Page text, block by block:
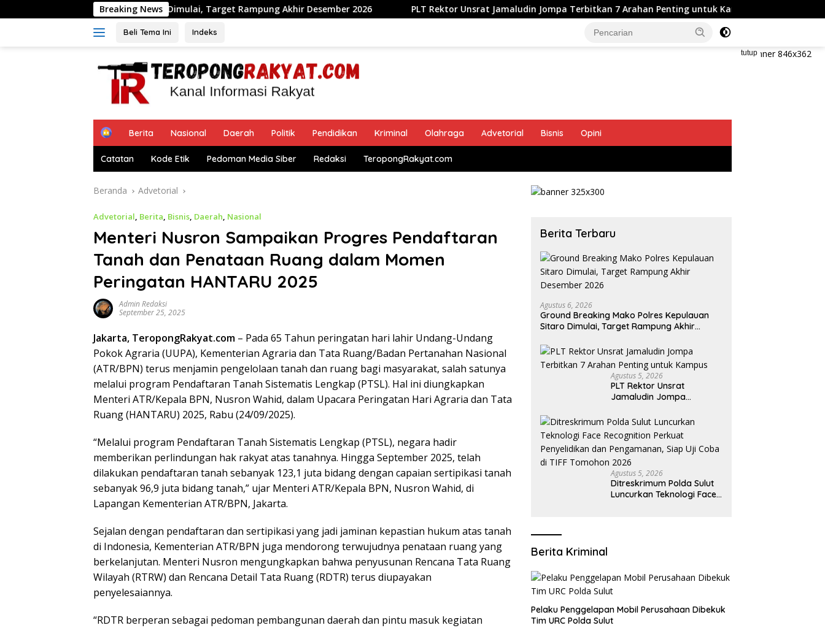
ke
Breaking News
Kepulauan Sitaro Dimulai, Target Rampung Akhir Desember 2026 ​PLT Rektor Unsrat Jamaludin Jompa Terbitkan 7 Arahan Penting untuk Kampus Ditreskrimum Polda
Beli Tema Ini Indeks
tutup
H
m
e
Berita Nasional Daerah Politik Pendidikan Kriminal Olahraga Advetorial Bisnis Opini
Catatan Kode Etik Pedoman Media Siber Redaksi TeropongRakyat.com
Beranda Advetorial
Advetorial, Berita, Bisnis, Daerah, Nasional
Menteri Nusron Sampaikan Progres Pendaftaran
Tanah dan Penataan Ruang dalam Momen
Peringatan HANTARU 2025
Admin Redaksi
September 25, 2025
Jakarta, TeropongRakyat.com – Pada 65 Tahun peringatan hari lahir Undang-Undang
Pokok Agraria (UUPA), Kementerian Agraria dan Tata Ruang/Badan Pertanahan Nasional
(ATR/BPN) terus menjamin pengelolaan tanah dan ruang bagi masyarakat, salah satunya
melalui program Pendaftaran Tanah Sistematis Lengkap (PTSL). Hal ini diungkapkan
Menteri ATR/Kepala BPN, Nusron Wahid, dalam Upacara Peringatan Hari Agraria dan Tata
Ruang (HANTARU) 2025, Rabu (24/09/2025).
“Melalui program Pendaftaran Tanah Sistematis Lengkap (PTSL), negara hadir
memberikan perlindungan hak rakyat atas tanahnya. Hingga September 2025, telah
dilakukan pendaftaran tanah sebanyak 123,1 juta bidang dengan capaian sertipikasi tanah
sebanyak 96,9 juta bidang tanah,” ujar Menteri ATR/Kepala BPN, Nusron Wahid, di
Lapangan Kementerian ATR/BPN, Jakarta.
Sejalan dengan pendaftaran dan sertipikasi yang jadi jaminan kepastian hukum atas tanah
di Indonesia, Kementerian ATR/BPN juga mendorong terwujudnya penataan ruang yang
berkelanjutan. Menteri Nusron mengungkapkan bahwa penyusunan Rencana Tata Ruang
Wilayah (RTRW) dan Rencana Detail Tata Ruang (RDTR) terus diupayakan
penyelesaiannya.
“RDTR berperan sebagai pedoman pembangunan daerah dan pintu masuk kegiatan
Berita Terbaru
Agustus 6, 2026
Ground Breaking Mako Polres Kepulauan
Sitaro Dimulai, Target Rampung Akhir
Agustus 5, 2026
​PLT Rektor Unsrat
Jamaludin Jompa
untuk Kampus
Agustus 5, 2026
Ditreskrimum Polda Sulut
Luncurkan Teknologi Face
Berita Kriminal
​Pelaku Penggelapan Mobil Perusahaan Dibekuk
Tim URC Polda Sulut